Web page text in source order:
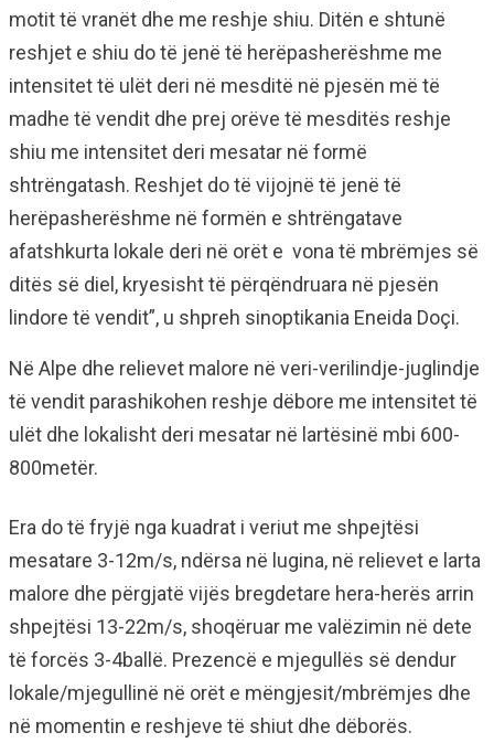
motit të vranët dhe me reshje shiu. Ditën e shtunë
reshjet e shiu do të jenë të herëpasherëshme me
intensitet të ulët deri në mesditë në pjesën më të
madhe të vendit dhe prej orëve të mesditës reshje
shiu me intensitet deri mesatar në formë
shtrëngatash. Reshjet do të vijojnë të jenë të
herëpasherëshme në formën e shtrëngatave
afatshkurta lokale deri në orët e vona të mbrëmjes së
ditës së diel, kryesisht të përqëndruara në pjesën
lindore të vendit”, u shpreh sinoptikania Eneida Doçi.
Në Alpe dhe relievet malore në veri-verilindje-juglindje
të vendit parashikohen reshje dëbore me intensitet të
ulët dhe lokalisht deri mesatar në lartësinë mbi 600-
800metër.
Era do të fryjë nga kuadrat i veriut me shpejtësi
mesatare 3-12m/s, ndërsa në lugina, në relievet e larta
malore dhe përgjatë vijës bregdetare hera-herës arrin
shpejtësi 13-22m/s, shoqëruar me valëzimin në dete
të forcës 3-4ballë. Prezencë e mjegullës së dendur
lokale/mjegullinë në orët e mëngjesit/mbrëmjes dhe
në momentin e reshjeve të shiut dhe dëborës.